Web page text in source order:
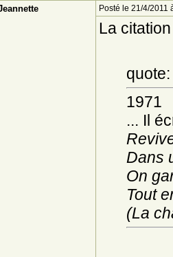
Posté le 21/4/2011
La
quote:
1971
... Il
Dans
On
Tout
(La